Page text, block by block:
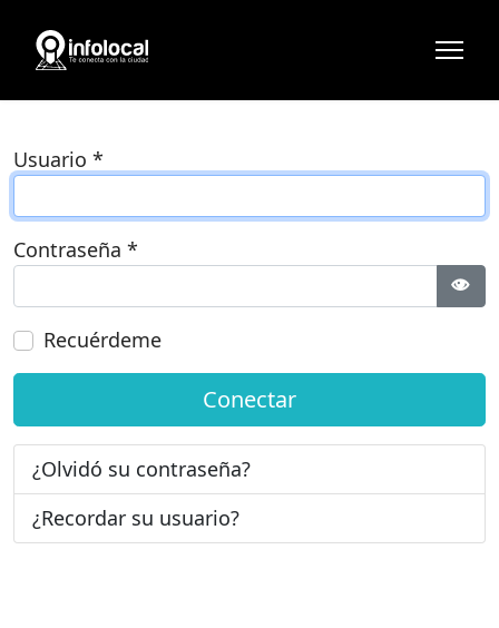
Usuario *
Contraseña *
Recuérdeme
Conectar
¿Olvidó su contraseña?
¿Recordar su usuario?